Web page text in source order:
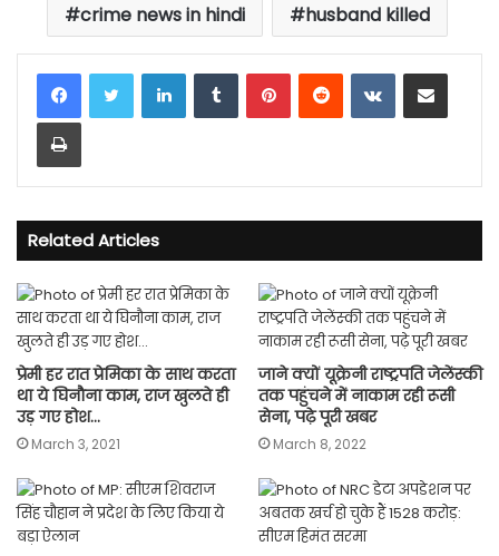
crime news in hindi
husband killed
LinkedInTumblrPinterestReddit VKontakteShare via Email
Print
Related Articles
प्रेमी हर रात प्रेमिका के साथ करता
था ये घिनौना काम, राज खुलते ही
उड़ गए होश…
March 3, 2021
जाने क्यों यूक्रेनी राष्‍ट्रपति जेलेंस्‍की
तक पहुंचने में नाकाम रही रूसी
सेना, पढ़े पूरी खबर
March 8, 2022